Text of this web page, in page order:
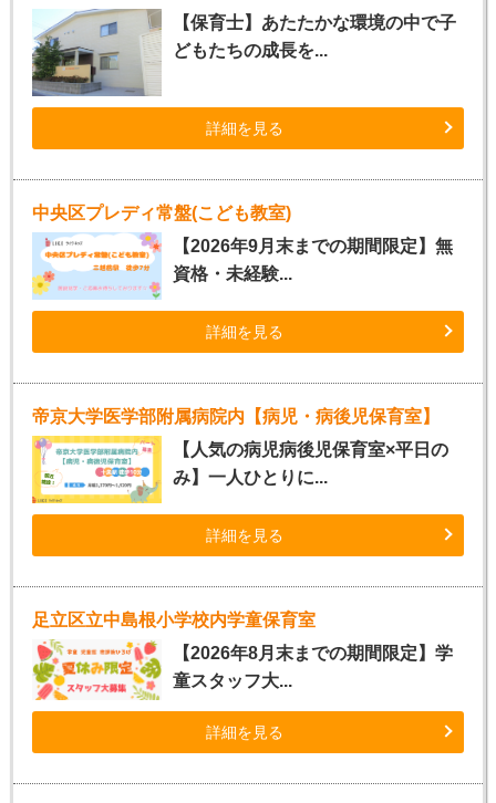
【保育士】あたたかな環境の中で子
どもたちの成長を...
詳細を見る
中央区プレディ常盤(こども教室)
【2026年9月末までの期間限定】無
資格・未経験...
詳細を見る
帝京大学医学部附属病院内【病児・病後児保育室】
【人気の病児病後児保育室×平日の
み】一人ひとりに...
詳細を見る
足立区立中島根小学校内学童保育室
【2026年8月末までの期間限定】学
童スタッフ大...
詳細を見る